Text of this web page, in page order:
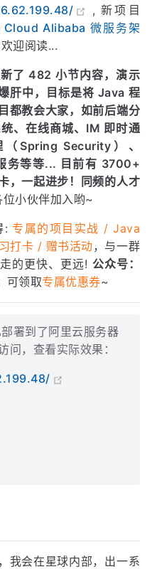
, 新项目
Cloud Alibaba 微服务架
迎阅读...
了 482 小节内容，演示
肝中，目标是将 Java 程
都教会大家，如前后端分
、在线商城、IM 即时通
Spring Security）、
务等等... 目前有 3700+
，一起进步！同频的人才
位小伙伴加入哟~
:专属的项目实战 / Java
打卡 / 赠书活动，与一群
的更快、更远! 公众号：
可领取专属优惠券~
署到了阿里云服务器
问，查看实际效果：
我会在星球内部，出一系